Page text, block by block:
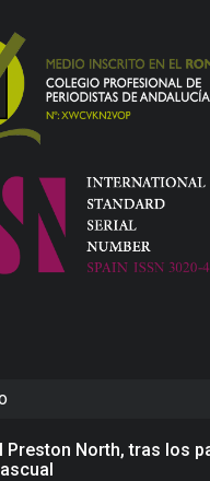
Preston North, tras los